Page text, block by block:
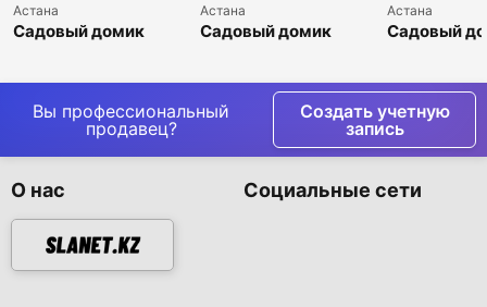
Астана
Садовый домик
Астана
Садовый домик
Астана
Садовый
Вы профессиональный
продавец?
Создать учетную
запись
О нас Социальные сети